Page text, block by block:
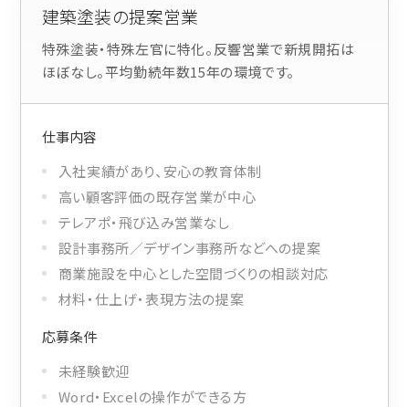
建築塗装の提案営業
特殊塗装・特殊左官に特化。反響営業で新規開拓は
ほぼなし。平均勤続年数15年の環境です。
仕事内容
入社実績があり、安心の教育体制
高い顧客評価の既存営業が中心
テレアポ・飛び込み営業なし
設計事務所／デザイン事務所などへの提案
商業施設を中心とした空間づくりの相談対応
材料・仕上げ・表現方法の提案
応募条件
未経験歓迎
Word・Excelの操作ができる方